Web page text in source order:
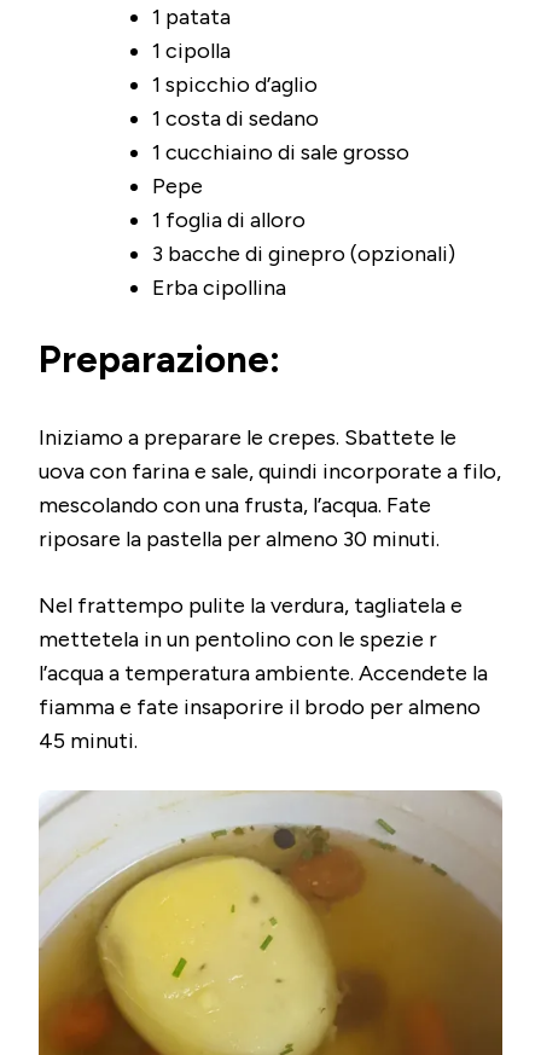
1 patata
1 cipolla
1 spicchio d’aglio
1 costa di sedano
1 cucchiaino di sale grosso
Pepe
1 foglia di alloro
3 bacche di ginepro (opzionali)
Erba cipollina
Preparazione:
Iniziamo a preparare le crepes. Sbattete le
uova con farina e sale, quindi incorporate a filo,
mescolando con una frusta, l’acqua. Fate
riposare la pastella per almeno 30 minuti.
Nel frattempo pulite la verdura, tagliatela e
mettetela in un pentolino con le spezie r
l’acqua a temperatura ambiente. Accendete la
fiamma e fate insaporire il brodo per almeno
45 minuti.